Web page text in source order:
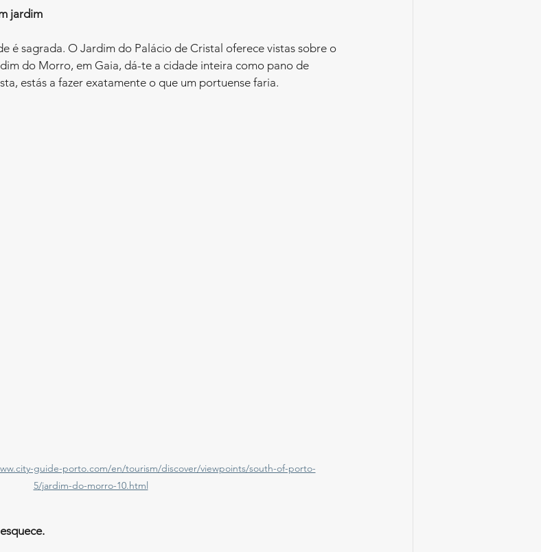
jardim
do Morro, em Gaia, dá-te a cidade inteira como pano de
estás a fazer exatamente o que um portuense faria.
guide-porto.com/en/tourism/discover/viewpoints/south-of-porto-
5/jardim-do-morro-10.html